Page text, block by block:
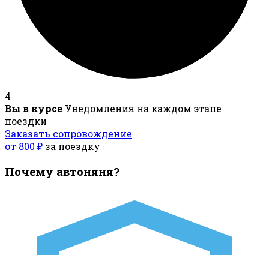
4
Вы в курсе Уведомления на каждом этапе
поездки
Заказать сопровождение
от 800 ₽ за поездку
Почему автоняня?